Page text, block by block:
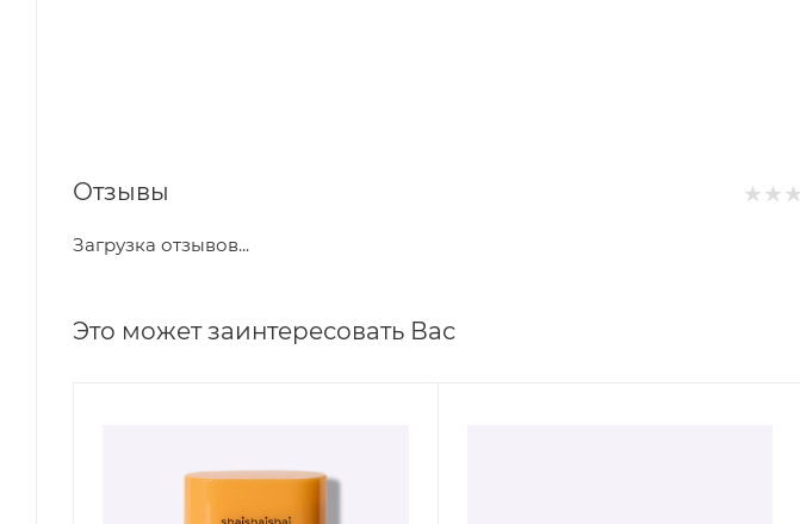
Отзывы
Загрузка отзывов...
Это может заинтересовать Вас